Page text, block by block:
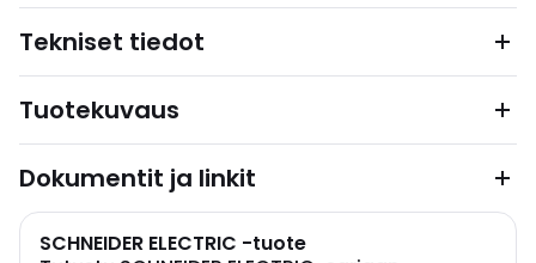
Tekniset tiedot
Tuotekuvaus
Dokumentit ja linkit
SCHNEIDER ELECTRIC -tuote